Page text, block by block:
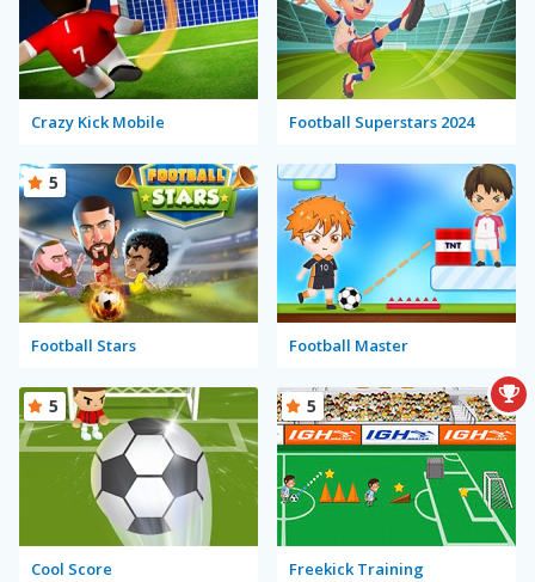
Crazy Kick Mobile Football Superstars 2024
Football Stars
5
Football Master
Cool Score
5
Freekick Training
5